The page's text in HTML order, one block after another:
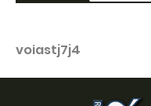
voiastj7j4